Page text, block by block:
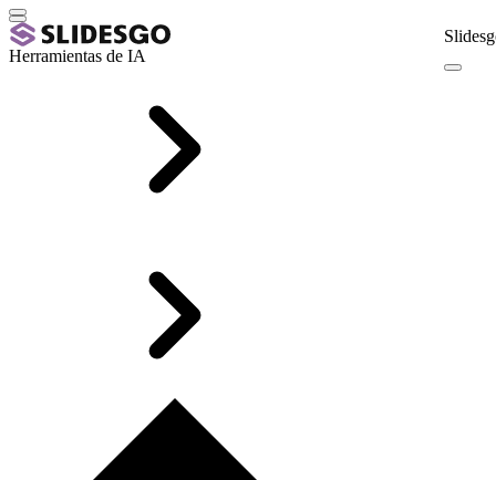
Herramientas de IA